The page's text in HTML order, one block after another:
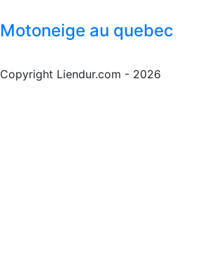
Motoneige au quebec
Copyright Liendur.com - 2026